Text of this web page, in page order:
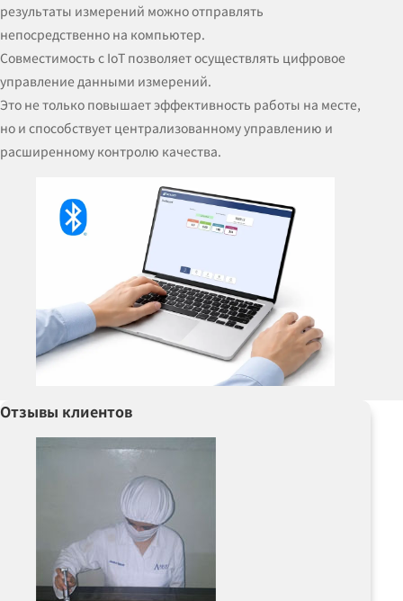
результаты измерений можно отправлять
непосредственно на компьютер.
Совместимость с IoT позволяет осуществлять цифровое
управление данными измерений.
Это не только повышает эффективность работы на месте,
но и способствует централизованному управлению и
расширенному контролю качества.
Отзывы клиентов